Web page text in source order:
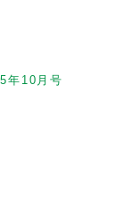
年10月号